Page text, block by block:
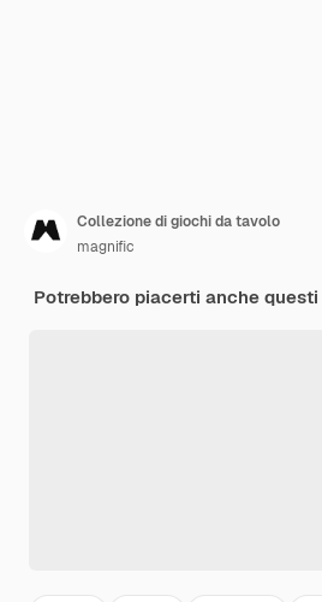
Collezione di giochi da tavolo
magnific
Potrebbero piacerti anche